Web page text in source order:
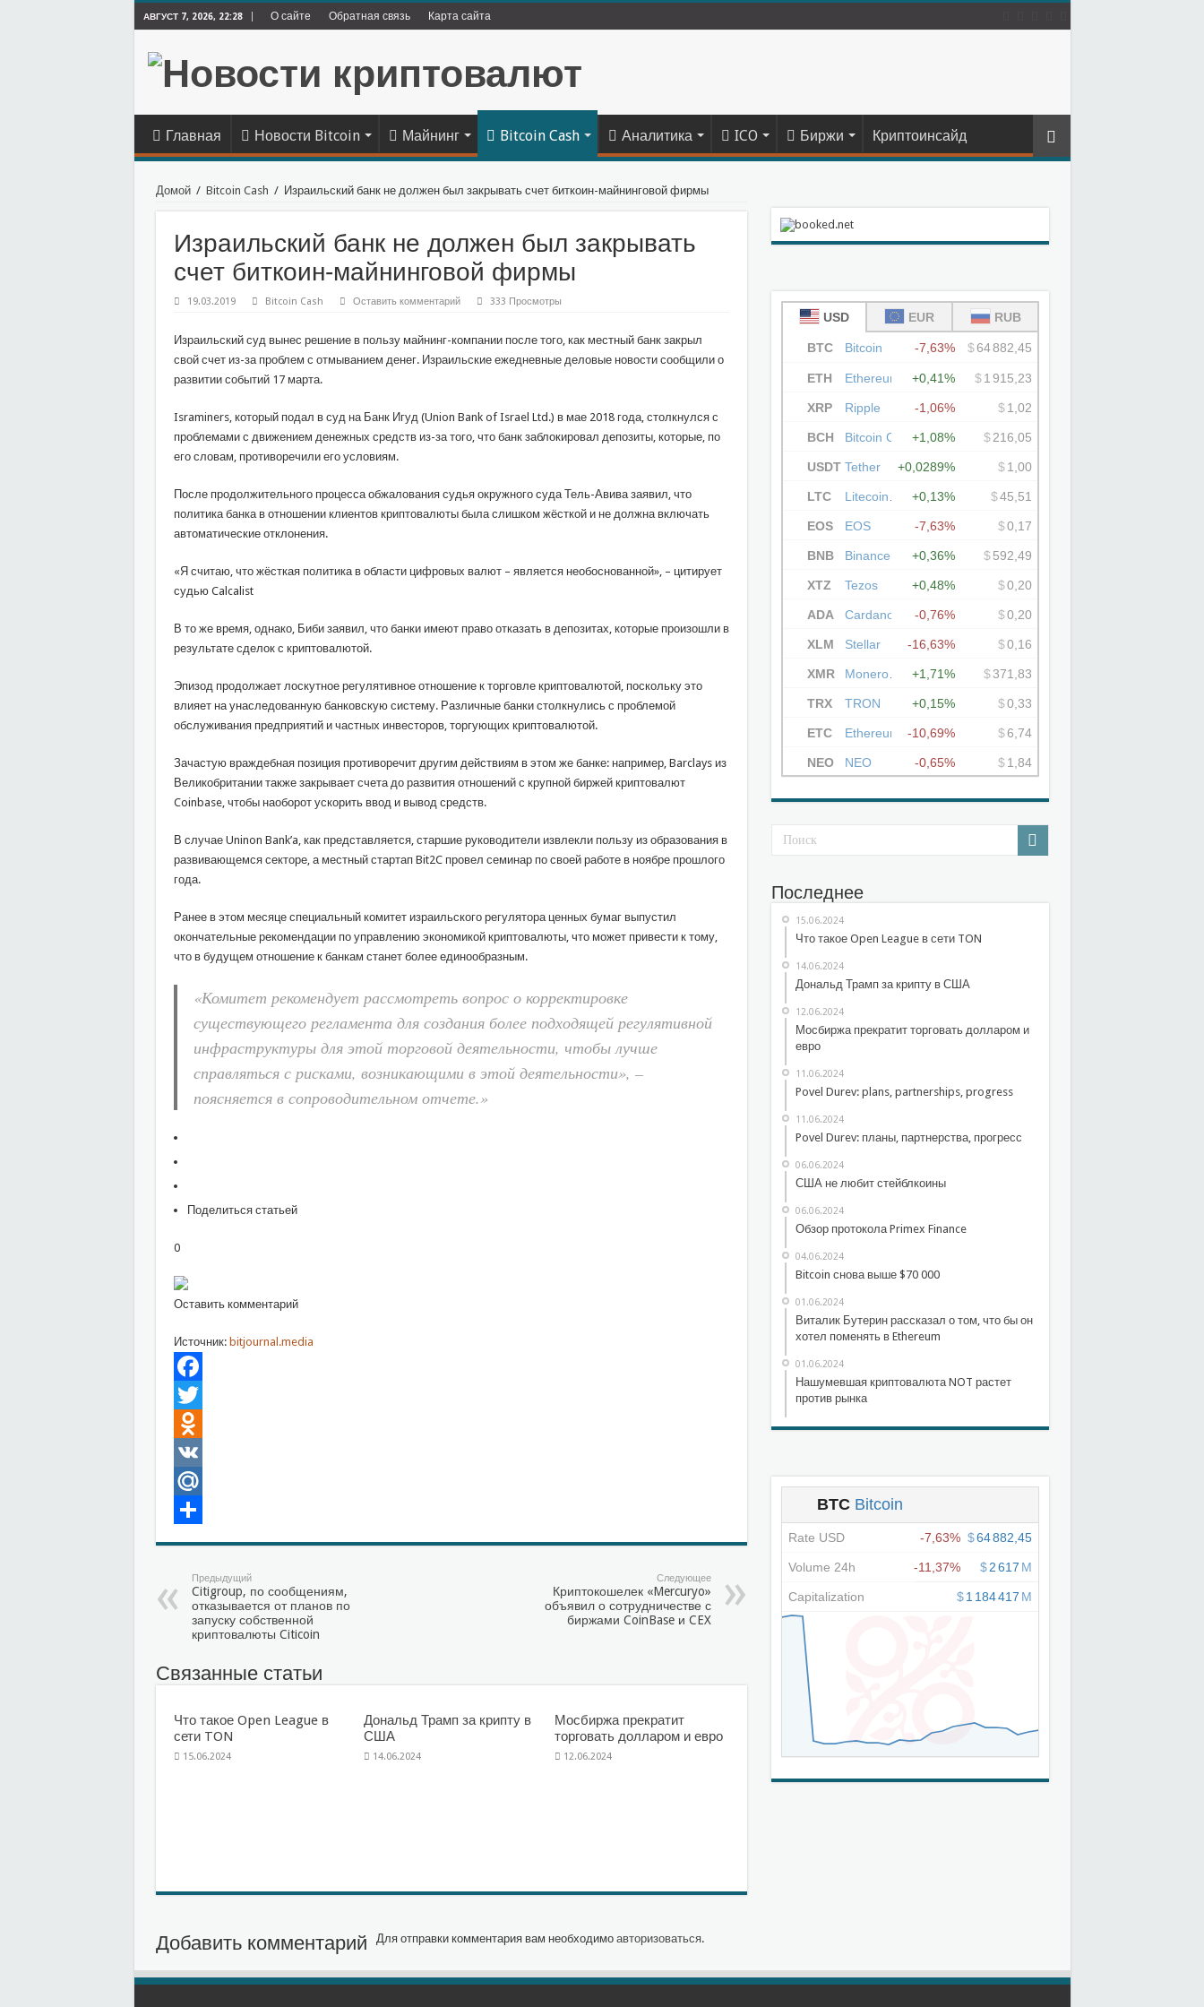
АВГУСТ 7, 2026, 22:28 О сайте Обратная связь Карта сайта
Главная Новости Bitcoin Майнинг Bitcoin Cash Аналитика ICO Биржи Криптоинсайд
Домой / Bitcoin Cash / Израильский банк не должен был закрывать счет биткоин-майнинговой фирмы
Израильский банк не должен был закрывать
счет биткоин-майнинговой фирмы
19.03.2019 Bitcoin Cash Оставить комментарий 333 Просмотры
Израильский суд вынес решение в пользу майнинг-компании после того, как местный банк закрыл
свой счет из-за проблем с отмыванием денег. Израильские ежедневные деловые новости сообщили о
развитии событий 17 марта.
Israminers, который подал в суд на Банк Игуд (Union Bank of Israel Ltd.) в мае 2018 года, столкнулся с
проблемами с движением денежных средств из-за того, что банк заблокировал депозиты, которые, по
его словам, противоречили его условиям.
После продолжительного процесса обжалования судья окружного суда Тель-Авива заявил, что
политика банка в отношении клиентов криптовалюты была слишком жёсткой и не должна включать
автоматические отклонения.
«Я считаю, что жёсткая политика в области цифровых валют – является необоснованной», – цитирует
судью Calcalist
В то же время, однако, Биби заявил, что банки имеют право отказать в депозитах, которые произошли в
результате сделок с криптовалютой.
Эпизод продолжает лоскутное регулятивное отношение к торговле криптовалютой, поскольку это
влияет на унаследованную банковскую систему. Различные банки столкнулись с проблемой
обслуживания предприятий и частных инвесторов, торгующих криптовалютой.
Зачастую враждебная позиция противоречит другим действиям в этом же банке: например, Barclays из
Великобритании также закрывает счета до развития отношений с крупной биржей криптовалют
Coinbase, чтобы наоборот ускорить ввод и вывод средств.
В случае Uninon Bank’a, как представляется, старшие руководители извлекли пользу из образования в
развивающемся секторе, а местный стартап Bit2C провел семинар по своей работе в ноябре прошлого
года.
Ранее в этом месяце специальный комитет израильского регулятора ценных бумаг выпустил
окончательные рекомендации по управлению экономикой криптовалюты, что может привести к тому,
что в будущем отношение к банкам станет более единообразным.
«Комитет рекомендует рассмотреть вопрос о корректировке
существующего регламента для создания более подходящей регулятивной
инфраструктуры для этой торговой деятельности, чтобы лучше
справляться с рисками, возникающими в этой деятельности», –
поясняется в сопроводительном отчете.»
Поделиться статьей
0
Оставить комментарий
Источник:bitjournal.media
Facebook
Twitter
Odnoklassniki
VK
Mail.Ru
Предыдущий
Citigroup, по сообщениям,
отказывается от планов по
запуску собственной
криптовалюты Citicoin
Следующее
Криптокошелек «Mercuryo»
объявил о сотрудничестве с
биржами CoinBase и CEX
Связанные статьи
Что такое Open League в
сети TON
15.06.2024
Дональд Трамп за крипту в
США
14.06.2024
Мосбиржа прекратит
торговать долларом и евро
12.06.2024
Добавить комментарий Для отправки комментария вам необходимо авторизоваться.
Последнее
15.06.2024
Что такое Open League в сети TON
14.06.2024
Дональд Трамп за крипту в США
12.06.2024
Мосбиржа прекратит торговать долларом и
евро
11.06.2024
Povel Durev: plans, partnerships, progress
11.06.2024
Povel Durev: планы, партнерства, прогресс
06.06.2024
США не любит стейблкоины
06.06.2024
Обзор протокола Primex Finance
04.06.2024
Bitcoin снова выше $70 000
01.06.2024
Виталик Бутерин рассказал о том, что бы он
хотел поменять в Ethereum
01.06.2024
Нашумевшая криптовалюта NOT растет
против рынка